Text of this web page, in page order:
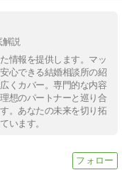
解説
情報を提供します。マッ
心できる結婚相談所の紹
くカバー。専門的な内容
想のパートナーと巡り合
。あなたの未来を切り拓
います。